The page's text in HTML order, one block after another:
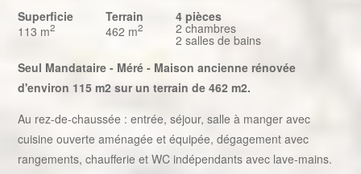
Superficie
113 m2
Terrain
462 m2
4 pièces
2 chambres
2 salles de bains
Seul Mandataire - Méré - Maison ancienne rénovée
d'environ 115 m2 sur un terrain de 462 m2.
Au rez-de-chaussée : entrée, séjour, salle à manger avec
cuisine ouverte aménagée et équipée, dégagement avec
rangements, chaufferie et WC indépendants avec lave-mains.